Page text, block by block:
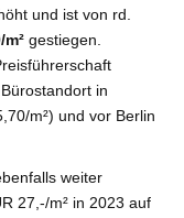
und ist von rd.
m² gestiegen.
in
m²) und vor Berlin
weiter
27,-/m² in 2023 auf